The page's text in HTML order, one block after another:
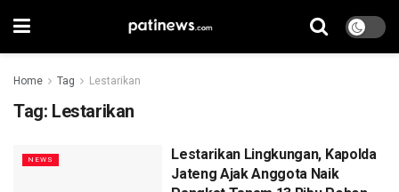
Home Tag Lestarikan
Tag: Lestarikan
NEWS
Lestarikan Lingkungan, Kapolda
Jateng Ajak Anggota Naik